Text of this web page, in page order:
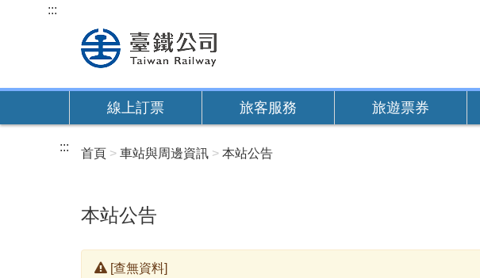
內
:::
線上訂票 旅客服務 旅遊票券
::: 首頁 車站與周邊資訊 本站公告
本站公告
[查無資料]